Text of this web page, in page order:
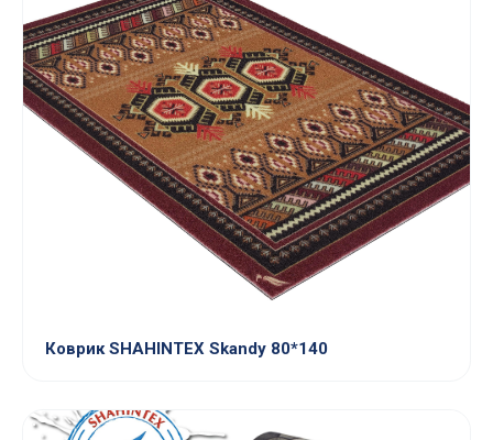
Коврик SHAHINTEX Skandy 80*140